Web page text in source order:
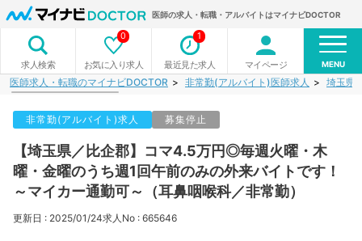
医師の求人・転職・アルバイトはマイナビDOCTOR
求人検索 お気に入り求人
0
最近見た求人
1
マイページ MENU
医師求人・転職のマイナビDOCTOR 非常勤(アルバイト)医師求人 埼玉県
非常勤(アルバイト)求人 募集停止
【埼玉県／比企郡】コマ4.5万円◎毎週火曜・木
曜・金曜のうち週1回午前のみの外来バイトです！
～マイカー通勤可～（耳鼻咽喉科／非常勤）
更新日 : 2025/01/24求人No : 665646